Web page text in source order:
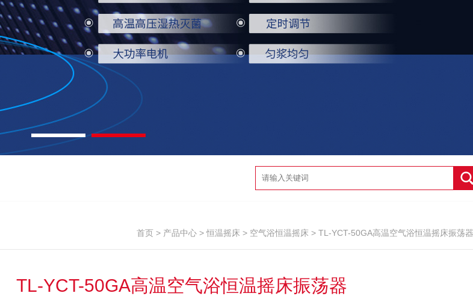
首页 > 产品中心 >恒温摇床 > 空气浴恒温摇床 > TL-YCT-50GA高温空气浴恒温摇床振荡器
TL-YCT-50GA高温空气浴恒温摇床振荡器